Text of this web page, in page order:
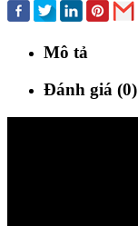
Mô tả
Đánh giá (0)